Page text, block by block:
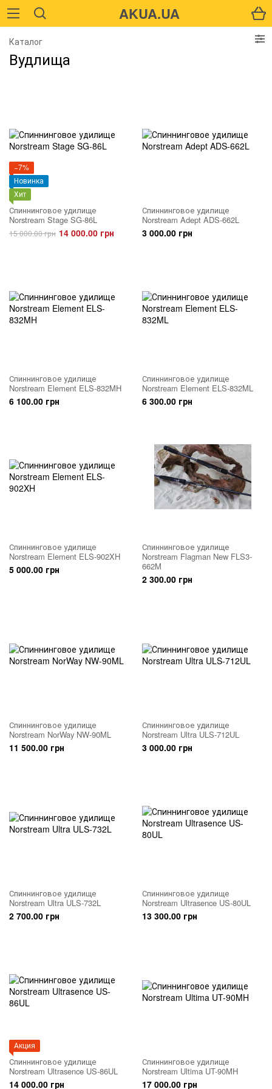
AKUA.UA
Каталог
Вудлища
−7%
Новинка
Хит
Спиннинговое удилище
Norstream Stage SG-86L
15 000.00 грн 14 000.00 грн
Спиннинговое удилище
Norstream Adept ADS-662L
3 000.00 грн
Спиннинговое удилище
Norstream Element ELS-832MH
6 100.00 грн
Спиннинговое удилище
Norstream Element ELS-832ML
6 300.00 грн
Спиннинговое удилище
Norstream Element ELS-902XH
5 000.00 грн
Спиннинговое удилище
Norstream Flagman New FLS3-
662M
2 300.00 грн
Спиннинговое удилище
Norstream NorWay NW-90ML
11 500.00 грн
Спиннинговое удилище
Norstream Ultra ULS-712UL
3 000.00 грн
Спиннинговое удилище
Norstream Ultra ULS-732L
2 700.00 грн
Спиннинговое удилище
Norstream Ultrasence US-80UL
13 300.00 грн
Акция
Спиннинговое удилище
Norstream Ultrasence US-86UL
14 000.00 грн
Спиннинговое удилище
Norstream Ultima UT-90MH
17 000.00 грн